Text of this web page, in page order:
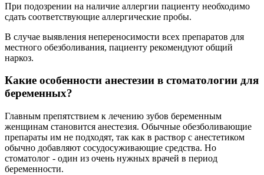
При подозрении на наличие аллергии пациенту необходимо
сдать соответствующие аллергические пробы.
В случае выявления непереносимости всех препаратов для
местного обезболивания, пациенту рекомендуют общий
наркоз.
Какие особенности анестезии в стоматологии для
беременных?
Главным препятствием к лечению зубов беременным
женщинам становится анестезия. Обычные обезболивающие
препараты им не подходят, так как в раствор с анестетиком
обычно добавляют сосудосуживающие средства. Но
стоматолог - один из очень нужных врачей в период
беременности.